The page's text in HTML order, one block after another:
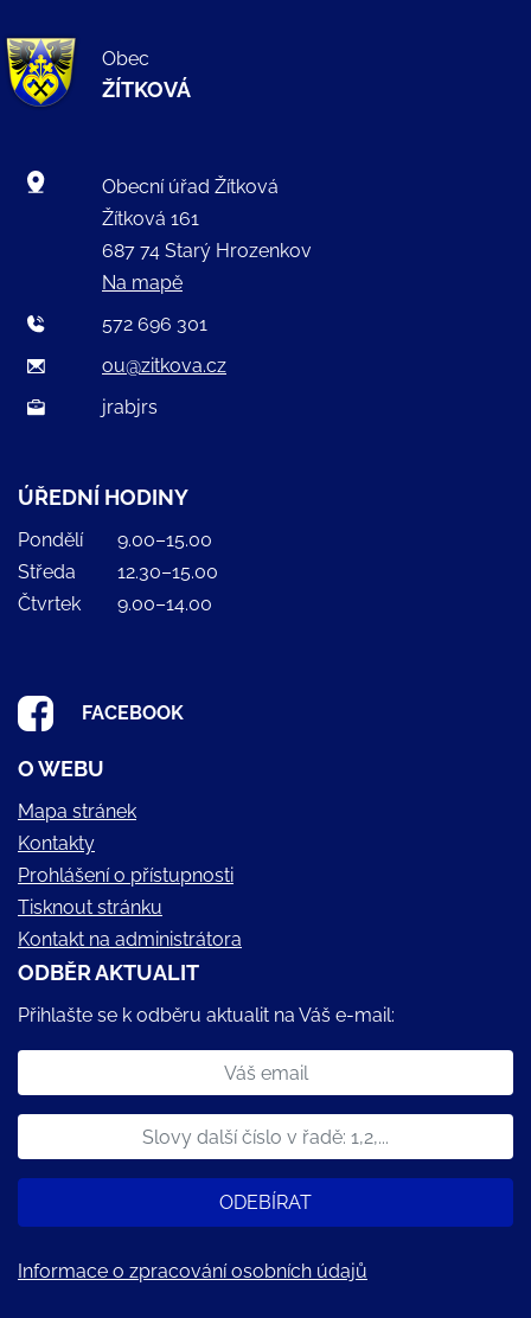
Obec
ŽÍTKOVÁ
Obecní úřad Žítková
Žítková 161
687 74 Starý Hrozenkov
Na mapě
572 696 301
ou@zitkova.cz
jrabjrs
ÚŘEDNÍ HODINY
Pondělí
9.00–15.00
Středa
12.30–15.00
Čtvrtek
9.00–14.00
FACEBOOK
O WEBU
Mapa stránek
Kontakty
Prohlášení o přístupnosti
Tisknout stránku
Kontakt na administrátora
ODBĚR AKTUALIT
Přihlašte se k odběru aktualit na Váš e-mail:
ODEBÍRAT
Informace o zpracování osobních údajů